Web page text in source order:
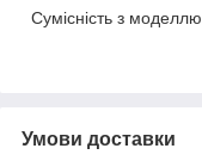
Сумісність з моделлю
Умови доставки